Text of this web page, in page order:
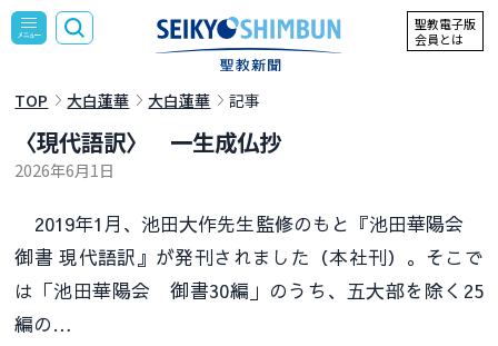
聖教電子版
会員とは
TOP 大白蓮華 大白蓮華 記事
〈現代語訳〉 一生成仏抄
2026年6月1日
2019年1月、池田大作先生監修のもと『池田華陽会
御書 現代語訳』が発刊されました（本社刊）。そこで
は「池田華陽会 御書30編」のうち、五大部を除く25
編の…